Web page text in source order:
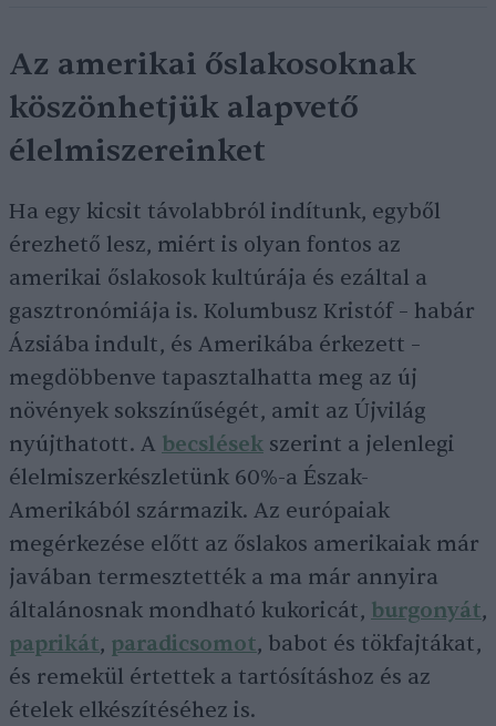
Az amerikai őslakosoknak
köszönhetjük alapvető
élelmiszereinket
Ha egy kicsit távolabbról indítunk, egyből
érezhető lesz, miért is olyan fontos az
amerikai őslakosok kultúrája és ezáltal a
gasztronómiája is. Kolumbusz Kristóf – habár
Ázsiába indult, és Amerikába érkezett –
megdöbbenve tapasztalhatta meg az új
növények sokszínűségét, amit az Újvilág
nyújthatott. A becslések szerint a jelenlegi
élelmiszerkészletünk 60%-a Észak-
Amerikából származik. Az európaiak
megérkezése előtt az őslakos amerikaiak már
javában termesztették a ma már annyira
általánosnak mondható kukoricát, burgonyát,
paprikát, paradicsomot, babot és tökfajtákat,
és remekül értettek a tartósításhoz és az
ételek elkészítéséhez is.